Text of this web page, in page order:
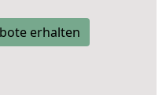
erhalten